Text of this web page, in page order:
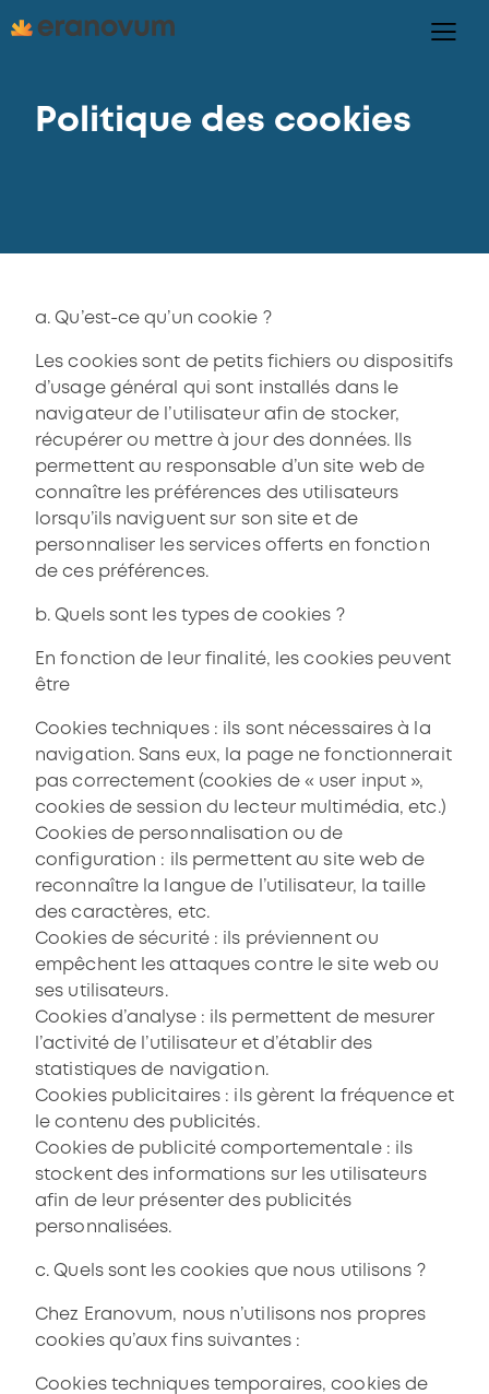
Politique des cookies
a. Qu’est-ce qu’un cookie ?
Les cookies sont de petits fichiers ou dispositifs
d’usage général qui sont installés dans le
navigateur de l’utilisateur afin de stocker,
récupérer ou mettre à jour des données. Ils
permettent au responsable d’un site web de
connaître les préférences des utilisateurs
lorsqu’ils naviguent sur son site et de
personnaliser les services offerts en fonction
de ces préférences.
b. Quels sont les types de cookies ?
En fonction de leur finalité, les cookies peuvent
être
Cookies techniques : ils sont nécessaires à la
navigation. Sans eux, la page ne fonctionnerait
pas correctement (cookies de « user input »,
cookies de session du lecteur multimédia, etc.)
Cookies de personnalisation ou de
configuration : ils permettent au site web de
reconnaître la langue de l’utilisateur, la taille
des caractères, etc.
Cookies de sécurité : ils préviennent ou
empêchent les attaques contre le site web ou
ses utilisateurs.
Cookies d’analyse : ils permettent de mesurer
l’activité de l’utilisateur et d’établir des
statistiques de navigation.
Cookies publicitaires : ils gèrent la fréquence et
le contenu des publicités.
Cookies de publicité comportementale : ils
stockent des informations sur les utilisateurs
afin de leur présenter des publicités
personnalisées.
c. Quels sont les cookies que nous utilisons ?
Chez Eranovum, nous n’utilisons nos propres
cookies qu’aux fins suivantes :
Cookies techniques temporaires, cookies de